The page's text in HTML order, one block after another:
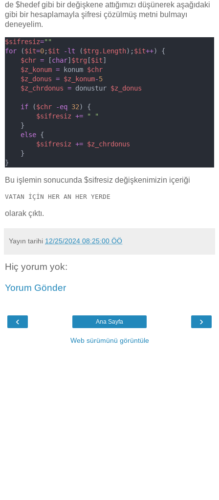
de $hedef gibi bir değişkene attığımızı düşünerek aşağıdaki
gibi bir hesaplamayla şifresi çözülmüş metni bulmayı
deneyelim.
$sifresiz=""
for ($it=0; $it -lt ($trg.Length); $it++) {
$chr = [char] $trg [$it]
$z_konum = konum $chr
$z_donus = $z_konum-5
$z_chrdonus = donustur $z_donus
if ($chr -eq 32) {
$sifresiz +=
" "
}
else {
$sifresiz += $z_chrdonus
}
}
Bu işlemin sonucunda $sifresiz değişkenimizin içeriği
VATAN İÇİN HER AN HER YERDE
olarak çıktı.
Yayın tarihi 12/25/2024 08:25:00 ÖÖ
Hiç yorum yok:
Yorum Gönder
‹ ›
Ana Sayfa
Web sürümünü görüntüle